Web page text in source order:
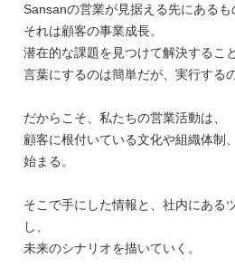
Sansanの営業が見据える先にあるも
それは顧客の事業成長。
潜在的な課題を見つけて解決すること
言葉にするのは簡単だが、実行する
だからこそ、私たちの営業活動は、
顧客に根付いている文化や組織体制
始まる。
そこで手にした情報と、社内にある
し、
未来のシナリオを描いていく。